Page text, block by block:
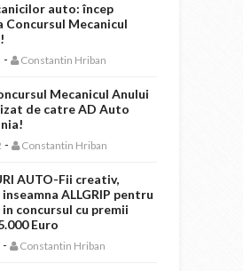
auto: încep
Concursul Mecanicul
- Constantin Hriban
Mecanicul Anului
de catre AD Auto
- Constantin Hriban
AUTO-Fii creativ,
ALLGRIP pentru
concursul cu premii
Euro
- Constantin Hriban